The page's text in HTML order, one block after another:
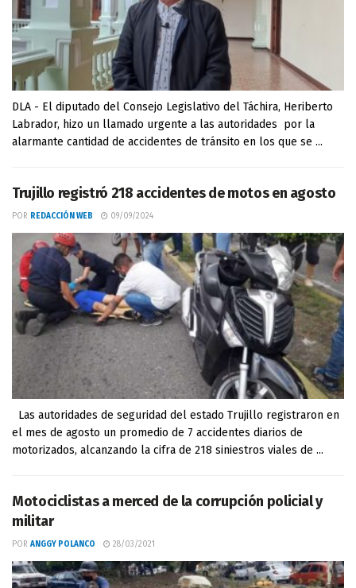
DLA - El diputado del Consejo Legislativo del Táchira, Heriberto
Labrador, hizo un llamado urgente a las autoridades por la
alarmante cantidad de accidentes de tránsito en los que se ...
Trujillo registró 218 accidentes de motos en agosto
POR REDACCIÓN WEB 09/09/2024
Las autoridades de seguridad del estado Trujillo registraron en
el mes de agosto un promedio de 7 accidentes diarios de
motorizados, alcanzando la cifra de 218 siniestros viales de ...
Motociclistas a merced de la corrupción policial y
militar
POR ANGGY POLANCO 28/03/2021